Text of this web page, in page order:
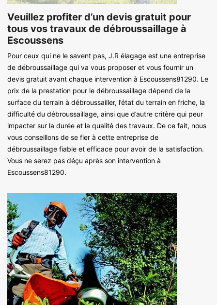
Veuillez profiter d’un devis gratuit pour
tous vos travaux de débroussaillage à
Escoussens
Pour ceux qui ne le savent pas, J.R élagage est une entreprise
de débroussaillage qui va vous proposer et vous fournir un
devis gratuit avant chaque intervention à Escoussens81290. Le
prix de la prestation pour le débroussaillage dépend de la
surface du terrain à débroussailler, l’état du terrain en friche, la
difficulté du débroussaillage, ainsi que d’autre critère qui peur
impacter sur la durée et la qualité des travaux. De ce fait, nous
vous conseillons de se fier à cette entreprise de
débroussaillage fiable et efficace pour avoir de la satisfaction.
Vous ne serez pas déçu après son intervention à
Escoussens81290.